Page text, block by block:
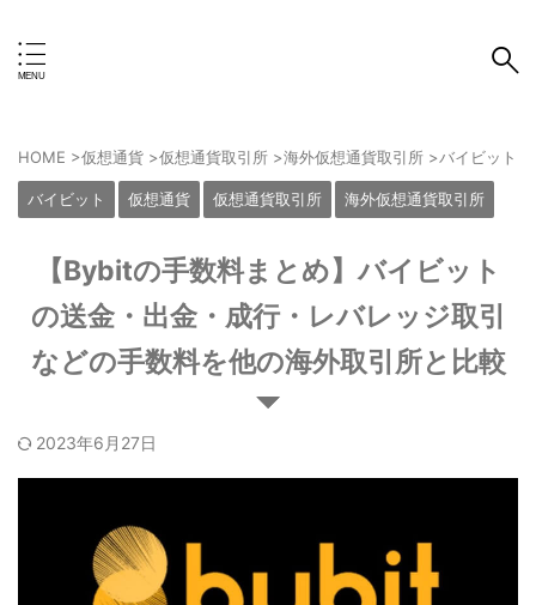
HOME >仮想通貨 >仮想通貨取引所 >海外仮想通貨取引所 >バイビット
バイビット 仮想通貨 仮想通貨取引所 海外仮想通貨取引所
【Bybitの手数料まとめ】バイビット
の送金・出金・成行・レバレッジ取引
などの手数料を他の海外取引所と比較
2023年6月27日